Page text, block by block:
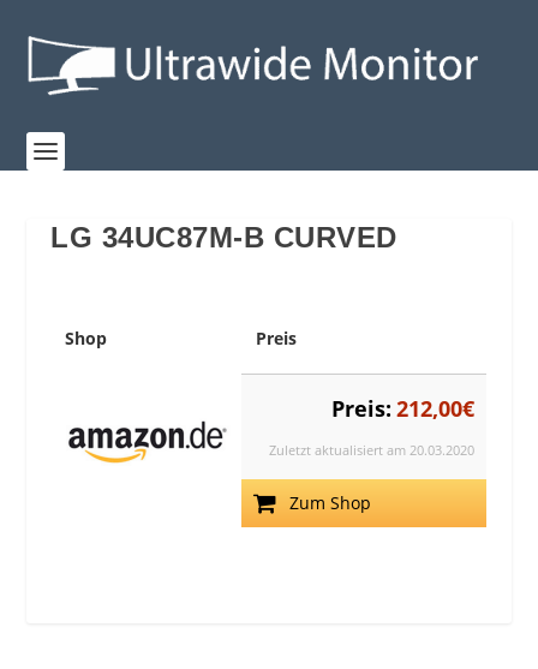
LG 34UC87M-B CURVED
Shop Preis
Preis: 212,00€
Zuletzt aktualisiert am 20.03.2020
Zum Shop